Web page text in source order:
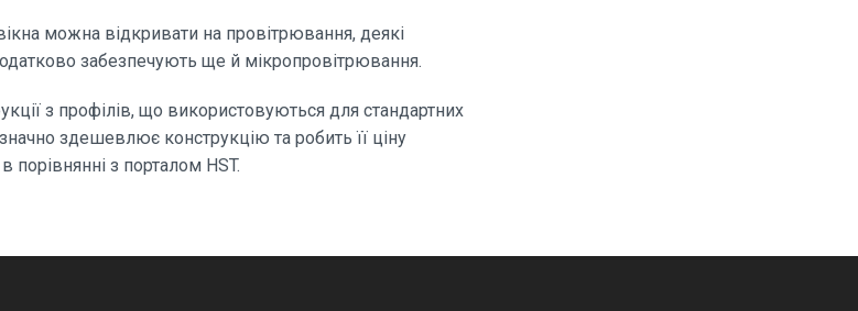
можна відкривати на провітрювання, деякі
забезпечують ще й мікропровітрювання.
з профілів, що використовуються для стандартних
здешевлює конструкцію та робить її ціну
з порталом HST.